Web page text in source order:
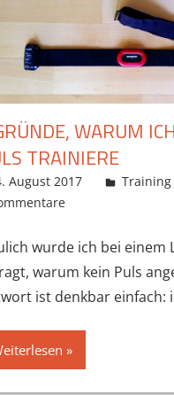
WARUM
TRAINIERE
August 2017 Markus
Training
wurde ich bei einem
warum kein Puls
ist denkbar einfach: